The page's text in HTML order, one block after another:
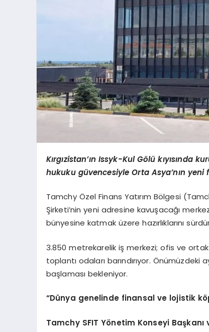
Kırgızistan’ın Issyk-Kul Gölü kıyısında
hukuku güvencesiyle Orta Asya’nın yeni
Tamchy Özel Finans Yatırım Bölgesi
Şirketi’nin yeni adresine kavuşacağı
bünyesine katmak üzere hazırlıklarını
3.850 metrekarelik iş merkezi; ofis ve ortak
toplantı odaları barındırıyor.
başlaması bekleniyor.
“Dünya genelinde finansal ve lojistik
Tamchy SFIT Yönetim Konseyi